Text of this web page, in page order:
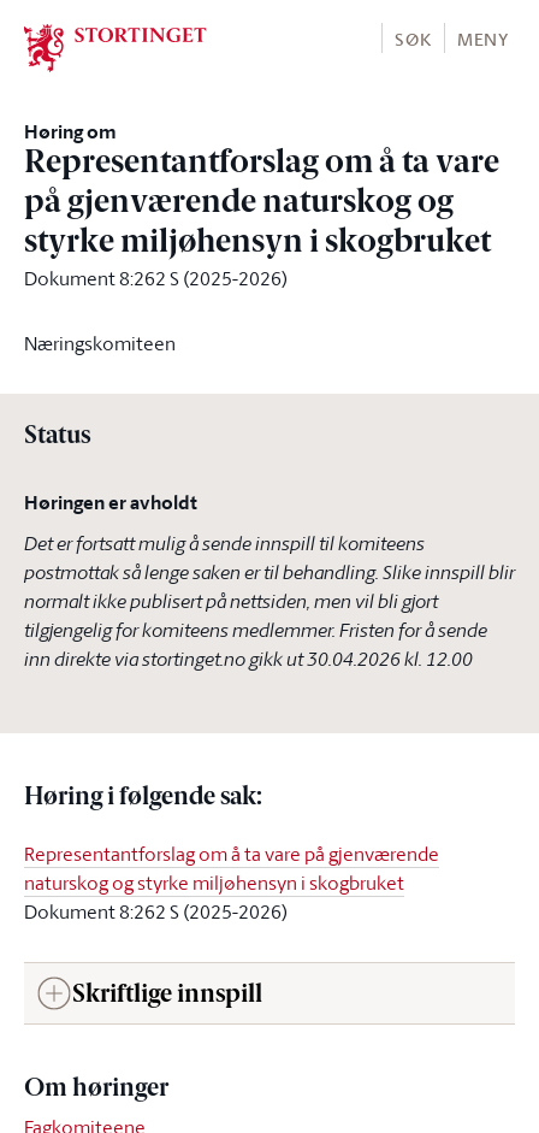
Stortinget.no
SØK MENY
Høring om
Representantforslag om å ta vare
på gjenværende naturskog og
styrke miljøhensyn i skogbruket
Dokument 8:262 S (2025-2026)
Næringskomiteen
Status
Høringen er avholdt
Det er fortsatt mulig å sende innspill til komiteens
postmottak så lenge saken er til behandling. Slike innspill blir
normalt ikke publisert på nettsiden, men vil bli gjort
tilgjengelig for komiteens medlemmer. Fristen for å sende
inn direkte via stortinget.no gikk ut30.04.2026 kl. 12.00
Høring i følgende sak:
Representantforslag om å ta vare på gjenværende
naturskog og styrke miljøhensyn i skogbruket
Dokument 8:262 S (2025-2026)
Skriftlige innspill
Om høringer
Fagkomiteene